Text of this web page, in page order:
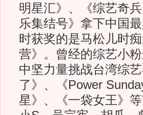
明星汇》、《综艺奇
乐集结号》拿下中国
时获奖的是马松儿时
营》。曾经的综艺小
中坚力量挑战台湾综
了》、《Power
星》、《一袋女王》